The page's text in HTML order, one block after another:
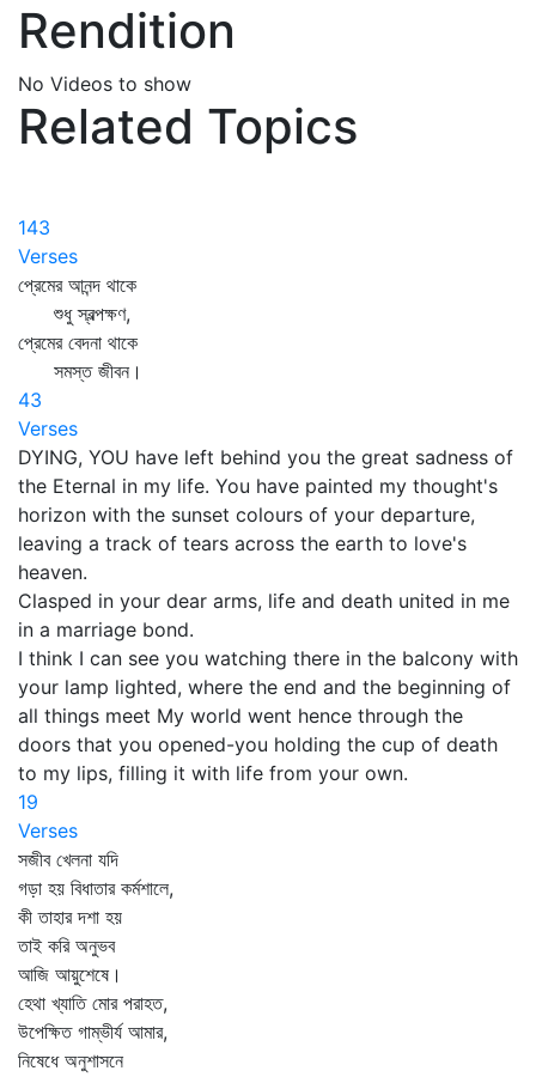
Rendition
No Videos to show
Related Topics
143
Verses
প্রেমের আনন্দ থাকে
শুধু স্বল্পক্ষণ,
প্রেমের বেদনা থাকে
সমস্ত জীবন।
43
Verses
DYING, YOU have left behind you the great sadness of
the Eternal in my life. You have painted my thought's
horizon with the sunset colours of your departure,
leaving a track of tears across the earth to love's
heaven.
Clasped in your dear arms, life and death united in me
in a marriage bond.
I think I can see you watching there in the balcony with
your lamp lighted, where the end and the beginning of
all things meet My world went hence through the
doors that you opened-you holding the cup of death
to my lips, filling it with life from your own.
19
Verses
সজীব খেলনা যদি
গড়া হয় বিধাতার কর্মশালে,
কী তাহার দশা হয়
তাই করি অনুভব
আজি আয়ুশেষে।
হেথা খ্যাতি মোর পরাহত,
উপেক্ষিত গাম্ভীর্য আমার,
নিষেধে অনুশাসনে